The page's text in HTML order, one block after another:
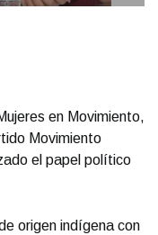
en Movimiento,
Movimiento
el papel político
origen indígena con